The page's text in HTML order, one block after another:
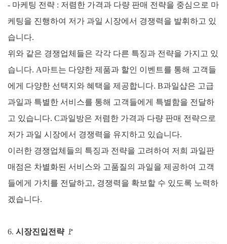
- 마케팅 전략 : 저렴한 가격과 다량 판매 전략을 중심으로 마
케팅을 진행하여 저가 과일 시장에서 경쟁력을 발휘하고 있
습니다.
위와 같은 경쟁업체들은 각각 다른 특징과 전략을 가지고 있
습니다. A마트는 다양한 제품과 할인 이벤트를 통해 고객들
에게 다양한 선택지와 혜택을 제공합니다. B과일샵은 고급
과일과 특별한 서비스를 통해 고객들에게 특별함을 전달하
고 있습니다. C과일방은 저렴한 가격과 다량 판매 전략으로
저가 과일 시장에서 경쟁력을 유지하고 있습니다.
이러한 경쟁업체들의 특징과 전략을 고려하여 저희 과일판
매점은 차별화된 서비스와 고품질의 과일을 제공하여 고객
들에게 가치를 전달하고, 경쟁력을 확보할 수 있도록 노력하
겠습니다.
6. 시장진입전략 🚩